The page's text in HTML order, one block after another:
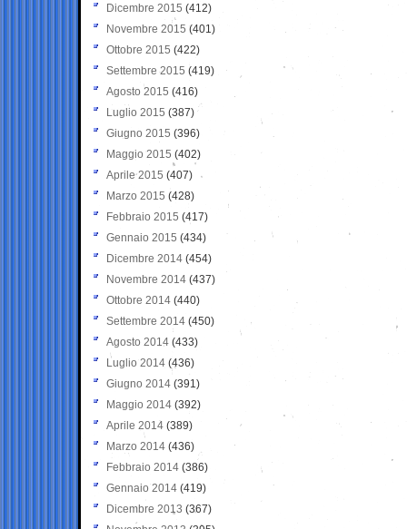
Dicembre 2015 (412)
Novembre 2015 (401)
Ottobre 2015 (422)
Settembre 2015 (419)
Agosto 2015 (416)
Luglio 2015 (387)
Giugno 2015 (396)
Maggio 2015 (402)
Aprile 2015 (407)
Marzo 2015 (428)
Febbraio 2015 (417)
Gennaio 2015 (434)
Dicembre 2014 (454)
Novembre 2014 (437)
Ottobre 2014 (440)
Settembre 2014 (450)
Agosto 2014 (433)
Luglio 2014 (436)
Giugno 2014 (391)
Maggio 2014 (392)
Aprile 2014 (389)
Marzo 2014 (436)
Febbraio 2014 (386)
Gennaio 2014 (419)
Dicembre 2013 (367)